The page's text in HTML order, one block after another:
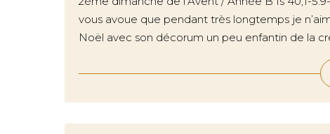
vous avoue que pendant très longtemps je
Noël avec son décorum un peu enfantin de la